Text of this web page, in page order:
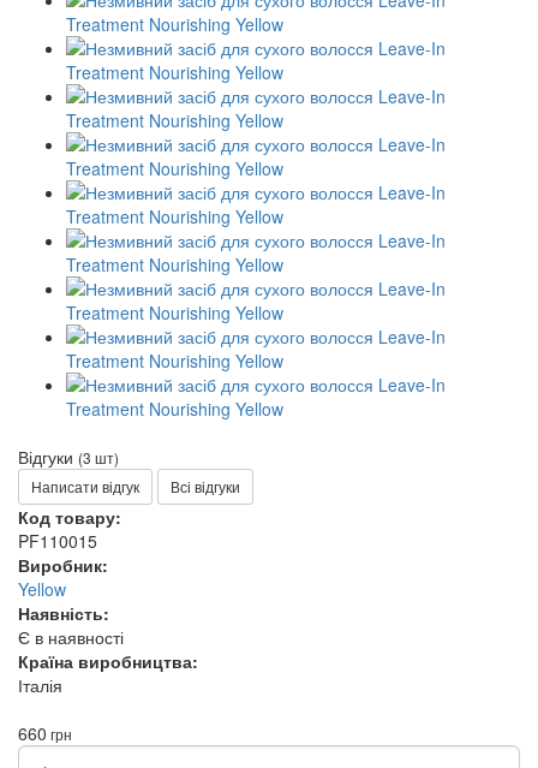
Відгуки (3 шт)
Написати відгук
Всі відгуки
Код товару:
PF110015
Виробник:
Yellow
Наявність:
Є в наявності
Країна виробництва:
Італія
660 грн